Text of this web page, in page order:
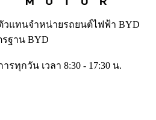
วแทนจำหน่ายรถยนต์ไฟฟ้า BYD
ฐาน BYD
รทุกวัน เวลา 8:30 - 17:30 น.